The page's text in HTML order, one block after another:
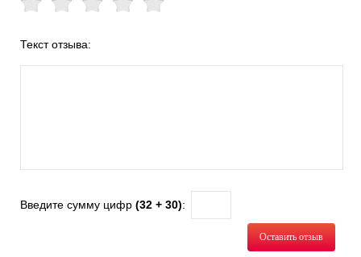
Текст отзыва:
Введите сумму цифр (32 + 30):
Оставить отзыв